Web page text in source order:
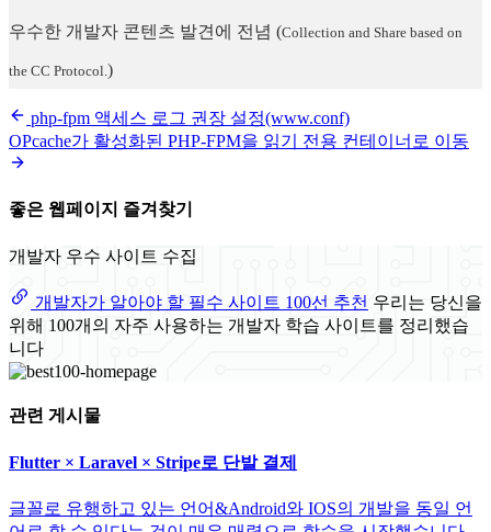
우수한 개발자 콘텐츠 발견에 전념 (Collection and Share based on
the CC Protocol.)
php-fpm 액세스 로그 권장 설정(www.conf)
OPcache가 활성화된 PHP-FPM을 읽기 전용 컨테이너로 이동
좋은 웹페이지 즐겨찾기
개발자 우수 사이트 수집
개발자가 알아야 할 필수 사이트 100선 추천 우리는 당신을
위해 100개의 자주 사용하는 개발자 학습 사이트를 정리했습
니다
관련 게시물
Flutter × Laravel × Stripe로 단발 결제
글꼴로 유행하고 있는 언어&Android와 IOS의 개발을 동일 언